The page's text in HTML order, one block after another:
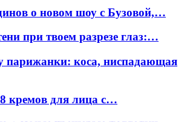
о новом шоу с Бузовой,…
при твоем разрезе глаз:…
парижанки: коса, ниспадающая
кремов для лица с…